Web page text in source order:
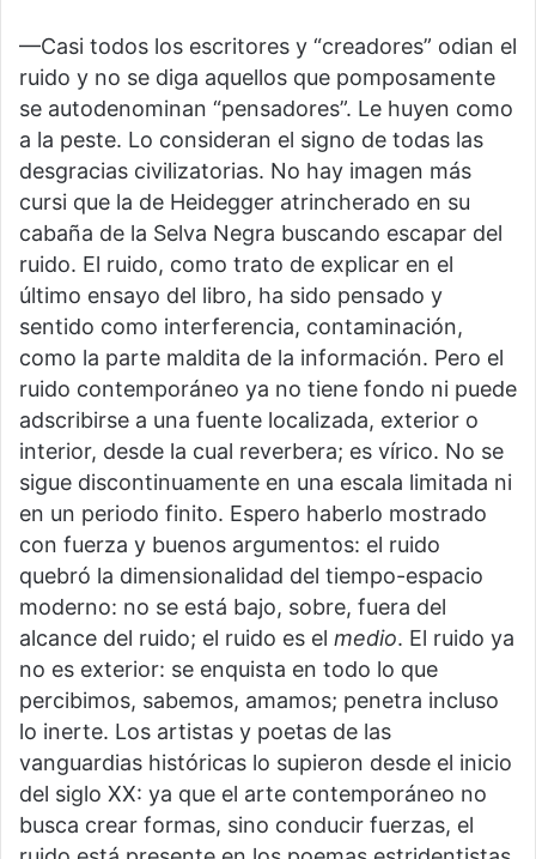
—Casi todos los escritores y “creadores” odian el
ruido y no se diga aquellos que pomposamente
se autodenominan “pensadores”. Le huyen como
a la peste. Lo consideran el signo de todas las
desgracias civilizatorias. No hay imagen más
cursi que la de Heidegger atrincherado en su
cabaña de la Selva Negra buscando escapar del
ruido. El ruido, como trato de explicar en el
último ensayo del libro, ha sido pensado y
sentido como interferencia, contaminación,
como la parte maldita de la información. Pero el
ruido contemporáneo ya no tiene fondo ni puede
adscribirse a una fuente localizada, exterior o
interior, desde la cual reverbera; es vírico. No se
sigue discontinuamente en una escala limitada ni
en un periodo finito. Espero haberlo mostrado
con fuerza y buenos argumentos: el ruido
quebró la dimensionalidad del tiempo-espacio
moderno: no se está bajo, sobre, fuera del
alcance del ruido; el ruido es el medio. El ruido ya
no es exterior: se enquista en todo lo que
percibimos, sabemos, amamos; penetra incluso
lo inerte. Los artistas y poetas de las
vanguardias históricas lo supieron desde el inicio
del siglo XX: ya que el arte contemporáneo no
busca crear formas, sino conducir fuerzas, el